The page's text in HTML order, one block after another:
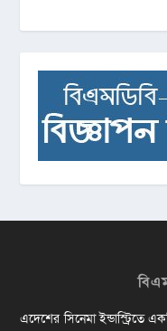
এদেশের সিনেমা ইন্ডাস্ট্রিতে